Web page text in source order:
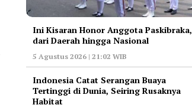
Ini Kisaran Honor Anggota Paskibraka,
dari Daerah hingga Nasional
5 Agustus 2026 | 21:02 WIB
Indonesia Catat Serangan Buaya
Tertinggi di Dunia, Seiring Rusaknya
Habitat